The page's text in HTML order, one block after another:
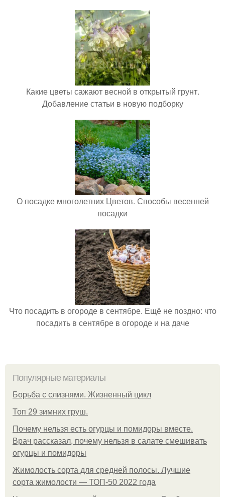
Какие цветы сажают весной в открытый грунт.
Добавление статьи в новую подборку
О посадке многолетних Цветов. Способы весенней
посадки
Что посадить в огороде в сентябре. Ещё не поздно: что
посадить в сентябре в огороде и на даче
Популярные материалы
Борьба с слизнями. Жизненный цикл
Топ 29 зимних груш.
Почему нельзя есть огурцы и помидоры вместе.
Врач рассказал, почему нельзя в салате смешивать
огурцы и помидоры
Жимолость сорта для средней полосы. Лучшие
сорта жимолости — ТОП-50 2022 года